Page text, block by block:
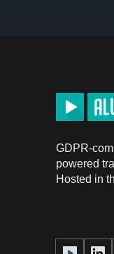
GDPR-
powered
Hosted in